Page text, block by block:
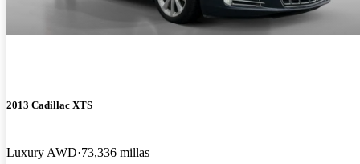
2013 Cadillac XTS
Luxury AWD 73,336 millas